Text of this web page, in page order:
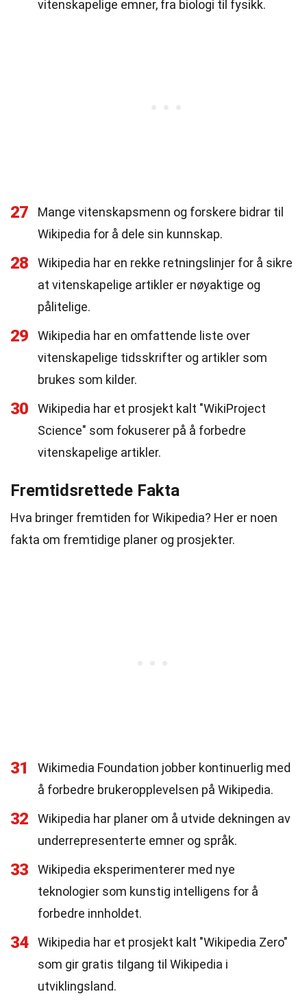
vitenskapelige emner, fra biologi til fysikk.
27
Mange vitenskapsmenn og forskere bidrar til
Wikipedia for å dele sin kunnskap.
28
Wikipedia har en rekke retningslinjer for å sikre
at vitenskapelige artikler er nøyaktige og
pålitelige.
29
Wikipedia har en omfattende liste over
vitenskapelige tidsskrifter og artikler som
brukes som kilder.
30
Wikipedia har et prosjekt kalt "WikiProject
Science" som fokuserer på å forbedre
vitenskapelige artikler.
Fremtidsrettede Fakta
Hva bringer fremtiden for Wikipedia? Her er noen
fakta om fremtidige planer og prosjekter.
31
Wikimedia Foundation jobber kontinuerlig med
å forbedre brukeropplevelsen på Wikipedia.
32
Wikipedia har planer om å utvide dekningen av
underrepresenterte emner og språk.
33
Wikipedia eksperimenterer med nye
teknologier som kunstig intelligens for å
forbedre innholdet.
34
Wikipedia har et prosjekt kalt "Wikipedia Zero"
som gir gratis tilgang til Wikipedia i
utviklingsland.